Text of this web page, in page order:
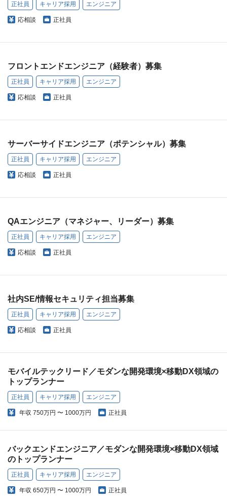
正社員 キャリア採用 エンジニア
応相談 正社員
フロントエンドエンジニア（経験者）募集
正社員 キャリア採用 エンジニア
応相談 正社員
サーバーサイドエンジニア（ポテンシャル）募集
正社員 キャリア採用 エンジニア
応相談 正社員
QAエンジニア（マネジャー、リーダー）募集
正社員 キャリア採用 エンジニア
応相談 正社員
社内SE/情報セキュリティ担当募集
正社員 キャリア採用 エンジニア
応相談 正社員
モバイルテックリード／モダンな開発環境×移動DX領域の
トップランナー
正社員 キャリア採用 エンジニア
年収 750万円 〜 1000万円 正社員
バックエンドエンジニア／モダンな開発環境×移動DX領域
のトップランナー
正社員 キャリア採用 エンジニア
年収 650万円 〜 1000万円 正社員